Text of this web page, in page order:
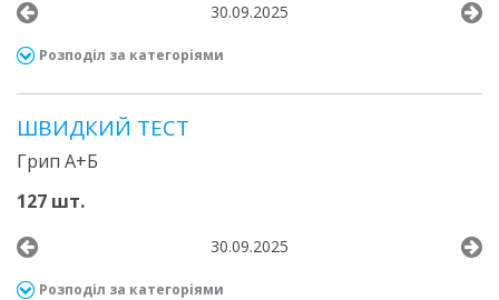
30.09.2025
Розподіл за категоріями
ШВИДКИЙ ТЕСТ
Грип А+Б
127 шт.
30.09.2025
Розподіл за категоріями